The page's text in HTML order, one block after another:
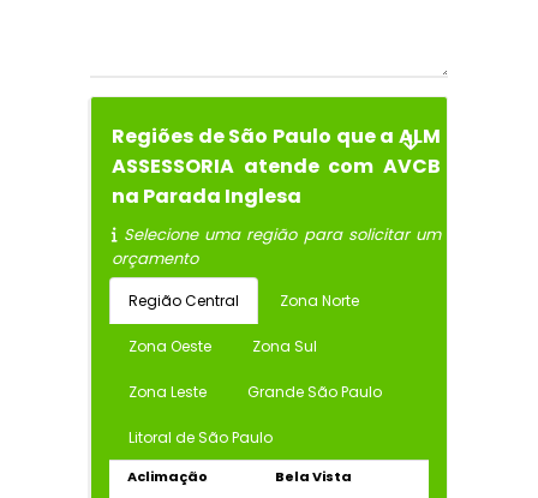
Regiões de São Paulo que a ALM
ASSESSORIA atende com AVCB
na Parada Inglesa
Selecione uma região para solicitar um
orçamento
Região Central Zona Norte
Zona Oeste Zona Sul
Zona Leste Grande São Paulo
Litoral de São Paulo
Aclimação
Bela Vista